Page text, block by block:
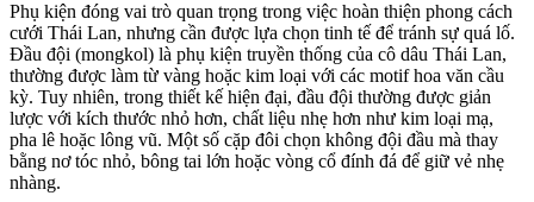
Phụ kiện đóng vai trò quan trọng trong việc hoàn thiện phong cách
cưới Thái Lan, nhưng cần được lựa chọn tinh tế để tránh sự quá lố.
Đầu đội (mongkol) là phụ kiện truyền thống của cô dâu Thái Lan,
thường được làm từ vàng hoặc kim loại với các motif hoa văn cầu
kỳ. Tuy nhiên, trong thiết kế hiện đại, đầu đội thường được giản
lược với kích thước nhỏ hơn, chất liệu nhẹ hơn như kim loại mạ,
pha lê hoặc lông vũ. Một số cặp đôi chọn không đội đầu mà thay
bằng nơ tóc nhỏ, bông tai lớn hoặc vòng cổ đính đá để giữ vẻ nhẹ
nhàng.